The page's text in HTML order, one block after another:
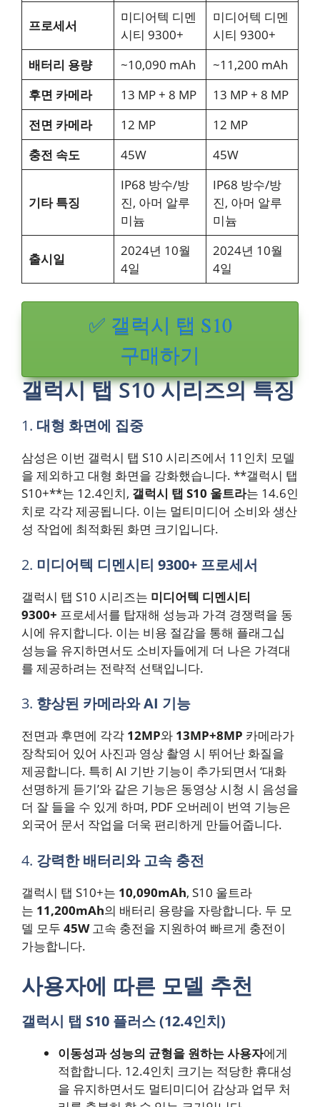
프로세서
미디어텍 디멘
시티 9300+
미디어텍 디멘
시티 9300+
배터리 용량
~10,090 mAh
~11,200 mAh
후면 카메라
13 MP + 8 MP
13 MP + 8 MP
전면 카메라
12 MP
12 MP
충전 속도
45W 45W
기타 특징
IP68 방수/방
진, 아머 알루
미늄
IP68 방수/방
진, 아머 알루
미늄
출시일
2024년 10월
4일
2024년 10월
4일
✅ 갤럭시 탭 S10
구매하기
갤럭시 탭 S10 시리즈의 특징
1. 대형 화면에 집중
삼성은 이번 갤럭시 탭 S10 시리즈에서 11인치 모델
을 제외하고 대형 화면을 강화했습니다. **갤럭시 탭
S10+**는 12.4인치, 갤럭시 탭 S10 울트라는 14.6인
치로 각각 제공됩니다. 이는 멀티미디어 소비와 생산
성 작업에 최적화된 화면 크기입니다.
2. 미디어텍 디멘시티 9300+ 프로세서
갤럭시 탭 S10 시리즈는 미디어텍 디멘시티
9300+ 프로세서를 탑재해 성능과 가격 경쟁력을 동
시에 유지합니다. 이는 비용 절감을 통해 플래그십
성능을 유지하면서도 소비자들에게 더 나은 가격대
를 제공하려는 전략적 선택입니다.
3. 향상된 카메라와 AI 기능
전면과 후면에 각각 12MP와 13MP+8MP 카메라가
장착되어 있어 사진과 영상 촬영 시 뛰어난 화질을
제공합니다. 특히 AI 기반 기능이 추가되면서 ‘대화
선명하게 듣기’와 같은 기능은 동영상 시청 시 음성을
더 잘 들을 수 있게 하며, PDF 오버레이 번역 기능은
외국어 문서 작업을 더욱 편리하게 만들어줍니다.
4. 강력한 배터리와 고속 충전
갤럭시 탭 S10+는 10,090mAh, S10 울트라
는 11,200mAh의 배터리 용량을 자랑합니다. 두 모
델 모두 45W고속 충전을 지원하여 빠르게 충전이
가능합니다.
사용자에 따른 모델 추천
갤럭시 탭 S10 플러스 (12.4인치)
이동성과 성능의 균형을 원하는 사용자에게
적합합니다. 12.4인치 크기는 적당한 휴대성
을 유지하면서도 멀티미디어 감상과 업무 처